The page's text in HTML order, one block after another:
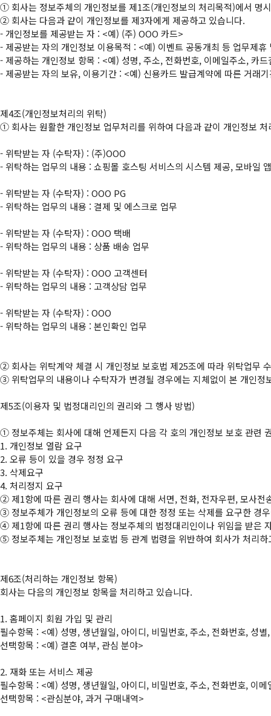
①
② 회사는 다음과 같이 개인정보를 제3자에게 제공하고 있습니다.
- 개인정보를 제공받는 자 : <예) (주) OOO 카드>
- 제공받는 자의 개인정보 이용목적 : <예) 이벤트 공동개최 등 업무제
- 제공하는 개인정보 항목 : <예) 성명, 주소, 전화번호, 이메일주소, 카
- 제공받는 자의 보유, 이용기간 : <예) 신용카드 발급계약에 따른 거래
① 회사는 원활한 개인정보 업무처리를 위하여 다음과 같이 개인정보
- 위탁받는 자 (수탁자) : (주)OOO
- 위탁하는 업무의 내용 : 쇼핑몰 호스팅 서비스의 시스템 제공, 모바일
- 위탁받는 자 (수탁자) : OOO PG
- 위탁하는 업무의 내용 : 결제 및 에스크로 업무
- 위탁받는 자 (수탁자) : OOO 택배
- 위탁하는 업무의 내용 : 상품 배송 업무
- 위탁받는 자 (수탁자) : OOO 고객센터
- 위탁하는 업무의 내용 : 고객상담 업무
- 위탁받는 자 (수탁자) : OOO
- 위탁하는 업무의 내용 : 본인확인 업무
②
③ 위탁업무의 내용이나 수탁자가 변경될 경우에는 지체없이 본 개인
제5조(이용자 및 법정대리인의 권리와 그 행사 방법)
① 정보주체는 회사에 대해 언제든지 다음 각 호의 개인정보 보호 관련
1. 개인정보 열람 요구
2. 오류 등이 있을 경우 정정 요구
3. 삭제요구
②
③
④
⑤ 정보주체는 개인정보 보호법 등 관계 법령을 위반하여 회사가 처리
제6조(처리하는 개인정보 항목)
회사는 다음의 개인정보 항목을 처리하고 있습니다.
1. 홈페이지 회원 가입 및 관리
필수항목 : <예) 성명, 생년월일, 아이디, 비밀번호, 주소, 전화번호, 성
선택항목 : <예) 결혼 여부, 관심 분야>
2. 재화 또는 서비스 제공
필수항목 : <예) 성명, 생년월일, 아이디, 비밀번호, 주소, 전화번호, 이
선택항목 : <관심분야, 과거 구매내역>